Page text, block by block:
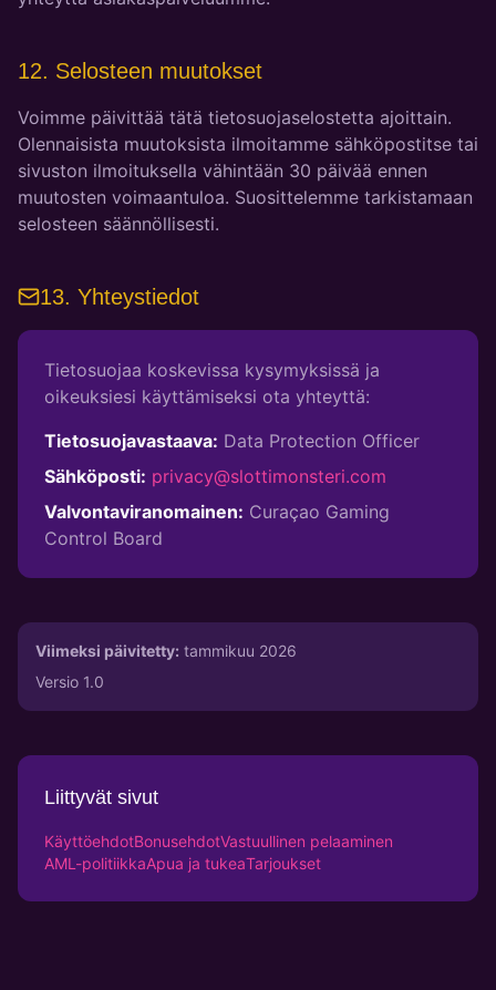
12. Selosteen muutokset
Voimme päivittää tätä tietosuojaselostetta ajoittain.
Olennaisista muutoksista ilmoitamme sähköpostitse tai
sivuston ilmoituksella vähintään 30 päivää ennen
muutosten voimaantuloa. Suosittelemme tarkistamaan
selosteen säännöllisesti.
13. Yhteystiedot
Tietosuojaa koskevissa kysymyksissä ja
oikeuksiesi käyttämiseksi ota yhteyttä:
Tietosuojavastaava: Data Protection Officer
Sähköposti: privacy@slottimonsteri.com
Valvontaviranomainen: Curaçao Gaming
Control Board
Viimeksi päivitetty: tammikuu 2026
Versio 1.0
Liittyvät sivut
KäyttöehdotBonusehdotVastuullinen pelaaminen
AML-politiikkaApua ja tukeaTarjoukset